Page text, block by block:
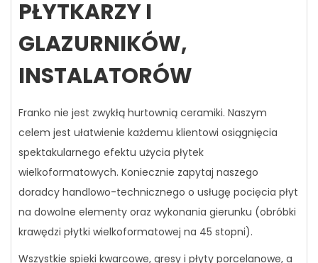
PŁYTKARZY I
GLAZURNIKÓW,
INSTALATORÓW
Franko nie jest zwykłą hurtownią ceramiki. Naszym
celem jest ułatwienie każdemu klientowi osiągnięcia
spektakularnego efektu użycia płytek
wielkoformatowych. Koniecznie zapytaj naszego
doradcy handlowo-technicznego o usługę pocięcia płyt
na dowolne elementy oraz wykonania gierunku (obróbki
krawędzi płytki wielkoformatowej na 45 stopni).
Wszystkie spieki kwarcowe, gresy i płyty porcelanowe, a